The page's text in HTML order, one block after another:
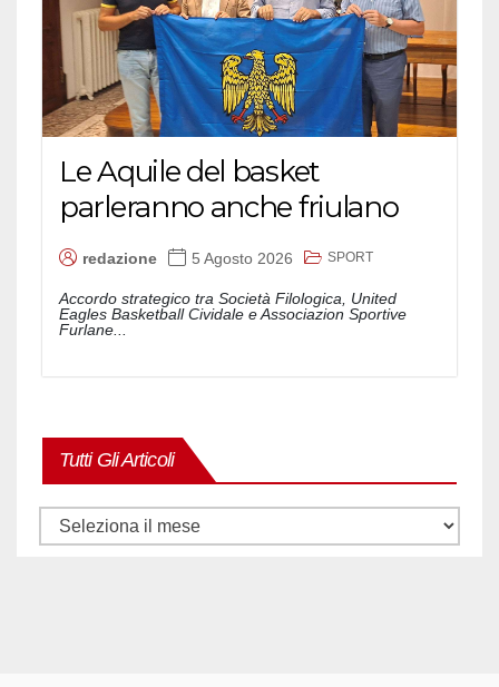
Le Aquile del basket
parleranno anche friulano
redazione 5 Agosto 2026 SPORT
Accordo strategico tra Società Filologica, United
Eagles Basketball Cividale e Associazion Sportive
Furlane...
Tutti Gli Articoli
Tutti